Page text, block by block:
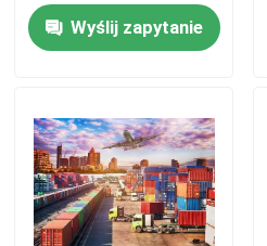
Filmy
Wycieczka po fabryce
Kontrola jakości
USA Wielka Brytania
Francja Niemcy
Włochy Kanada
Wyślij zapytanie